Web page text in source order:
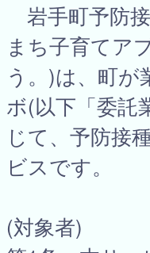
岩手町予防
まち子育てア
う。)は、町が
ボ(以下「委託
じて、予防接
ビスです。
(対象者)